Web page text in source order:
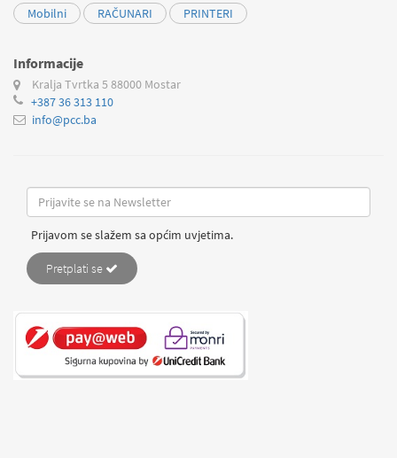
Mobilni
RAČUNARI PRINTERI
Informacije
Kralja Tvrtka 5 88000 Mostar
+387 36 313 110
info@pcc.ba
Prijavom se slažem sa općim uvjetima.
Pretplati se